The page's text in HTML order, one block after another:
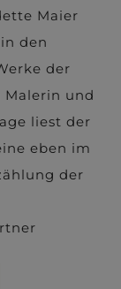
Maier
den
der
Malerin und
liest der
eben im
der